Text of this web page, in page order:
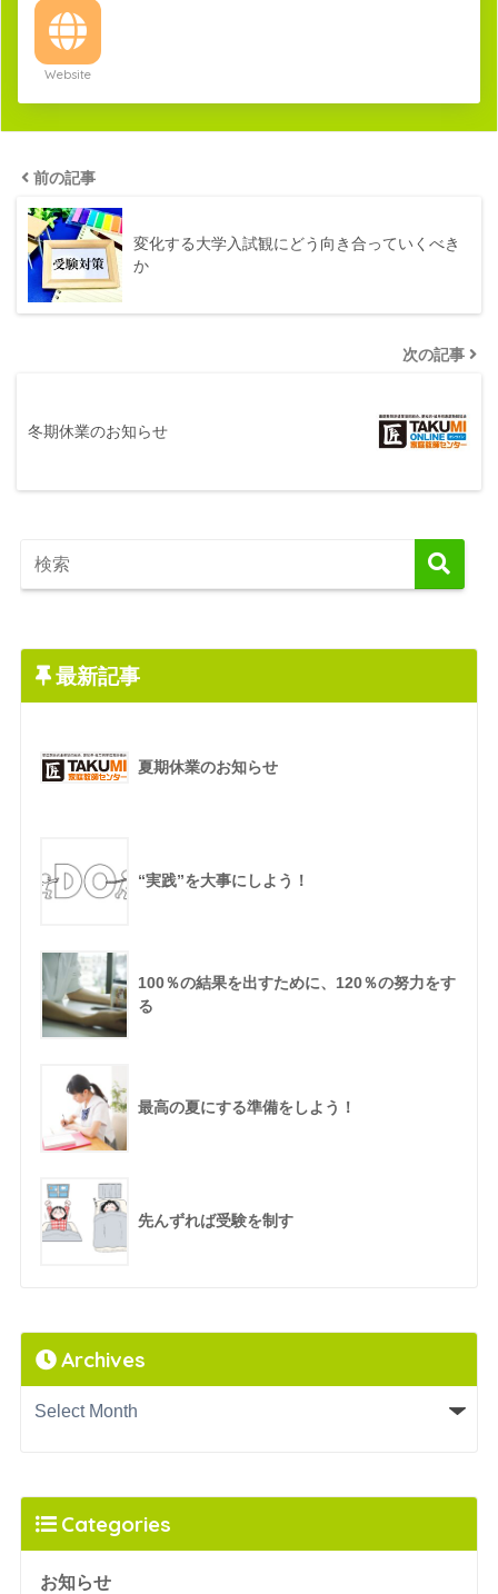
Website
前の記事
変化する大学入試観にどう向き合っていくべき
か
次の記事
冬期休業のお知らせ
最新記事
夏期休業のお知らせ
“実践”を大事にしよう！
100％の結果を出すために、120％の努力をす
る
最高の夏にする準備をしよう！
先んずれば受験を制す
Archives
Categories
お知らせ